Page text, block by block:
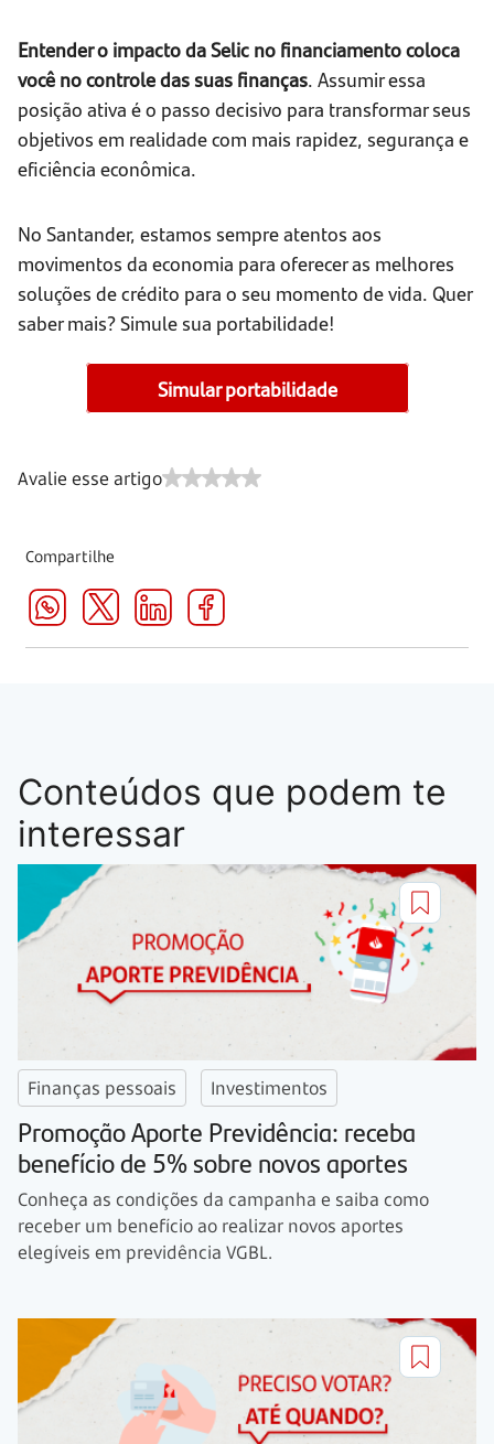
Entender o impacto da Selic no financiamento coloca
você no controle das suas finanças. Assumir essa
posição ativa é o passo decisivo para transformar seus
objetivos em realidade com mais rapidez, segurança e
eficiência econômica.
No Santander, estamos sempre atentos aos
movimentos da economia para oferecer as melhores
soluções de crédito para o seu momento de vida. Quer
saber mais? Simule sua portabilidade!
Simular portabilidade
Avalie esse artigo
Compartilhe
Conteúdos que podem te
interessar
Finanças pessoais Investimentos
Promoção Aporte Previdência: receba
benefício de 5% sobre novos aportes
Conheça as condições da campanha e saiba como
receber um benefício ao realizar novos aportes
elegíveis em previdência VGBL.